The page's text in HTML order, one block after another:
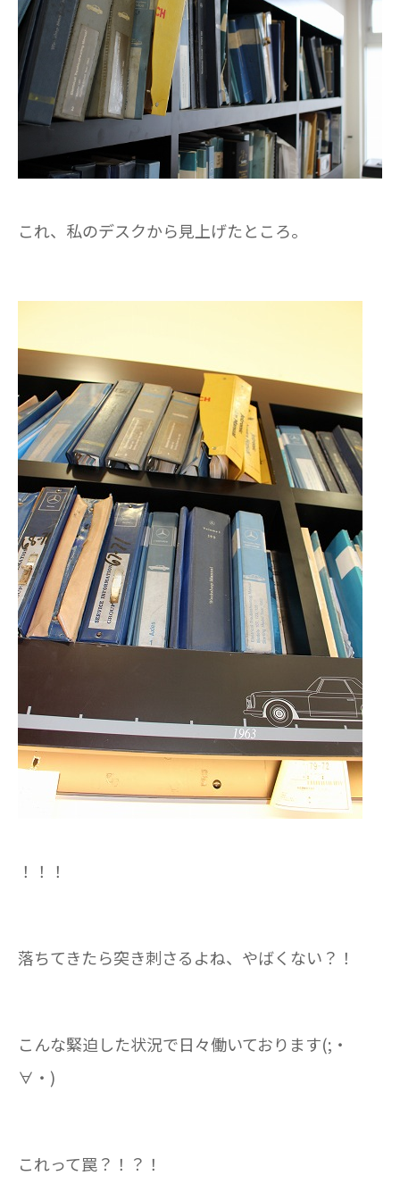
これ、私のデスクから見上げたところ。
！！！
落ちてきたら突き刺さるよね、やばくない？！
こんな緊迫した状況で日々働いております(;・
∀・)
これって罠？！？！